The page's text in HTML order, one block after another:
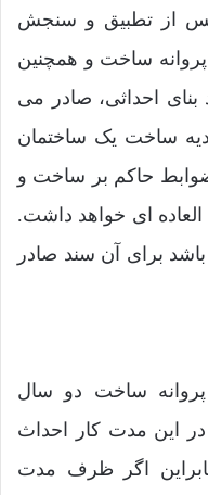
پس از تطبیق و سنجش
ساخت و همچنین
احداثی، صادر می
ساخت یک ساختمان
حاکم بر ساخت و
العاده ای خواهد داشت.
باشد برای آن سند صادر
پروانه ساخت دو سال
این مدت کار احداث
اگر ظرف مدت